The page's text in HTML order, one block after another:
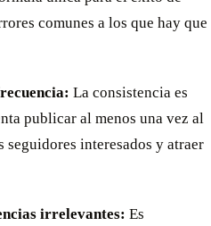
comunes a los que hay que
La consistencia es
publicar al menos una vez al
seguidores interesados y atraer
irrelevantes: Es